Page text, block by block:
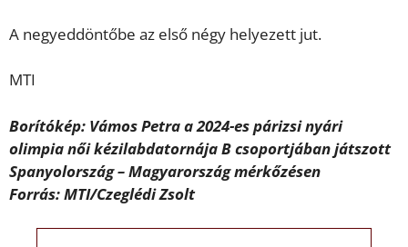
A negyeddöntőbe az első négy helyezett jut.
MTI
Borítókép: Vámos Petra a 2024-es párizsi nyári
olimpia női kézilabdatornája B csoportjában játszott
Spanyolország – Magyarország mérkőzésen
Forrás: MTI/Czeglédi Zsolt